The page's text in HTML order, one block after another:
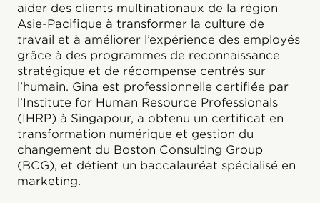
aider des clients multinationaux de la région
Asie-Pacifique à transformer la culture de
travail et à améliorer l’expérience des employés
grâce à des programmes de reconnaissance
stratégique et de récompense centrés sur
l’humain. Gina est professionnelle certifiée par
l’Institute for Human Resource Professionals
(IHRP) à Singapour, a obtenu un certificat en
transformation numérique et gestion du
changement du Boston Consulting Group
(BCG), et détient un baccalauréat spécialisé en
marketing.